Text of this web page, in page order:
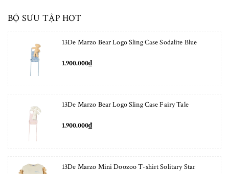
BỘ SƯU TẬP HOT
13De Marzo Bear Logo Sling Case Sodalite Blue
1.900.000₫
13De Marzo Bear Logo Sling Case Fairy Tale
1.900.000₫
13De Marzo Mini Doozoo T-shirt Solitary Star